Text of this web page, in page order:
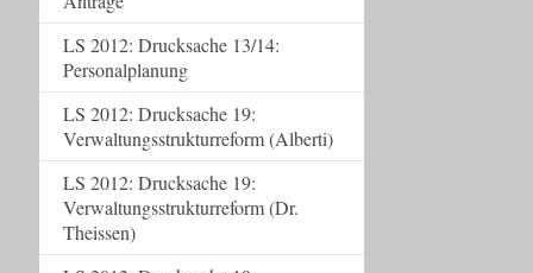
LS 2012: Drucksache 13/14:
Personalplanung
LS 2012: Drucksache 19:
Verwaltungsstrukturreform (Alberti)
LS 2012: Drucksache 19:
Verwaltungsstrukturreform (Dr.
Theissen)